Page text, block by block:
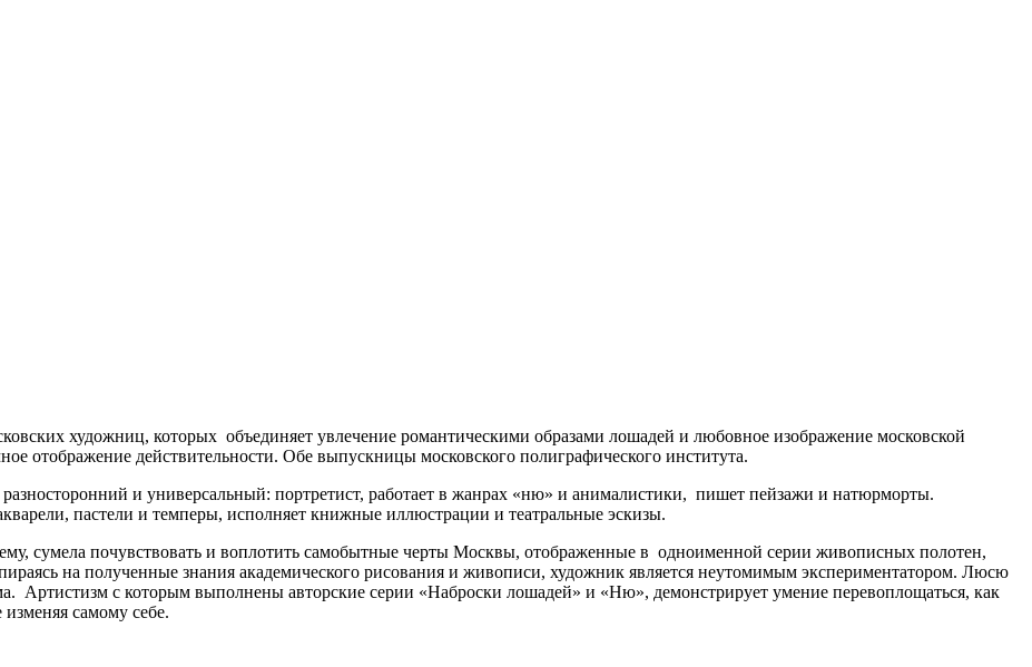
художниц, которых объединяет увлечение романтическими образами лошадей и любовное изображение московской
отображение действительности. Обе выпускницы московского полиграфического института.
и универсальный: портретист, работает в жанрах «ню» и анималистики, пишет пейзажи и натюрморты.
пастели и темперы, исполняет книжные иллюстрации и театральные эскизы.
сумела почувствовать и воплотить самобытные черты Москвы, отображенные в одноименной серии живописных полотен,
на полученные знания академического рисования и живописи, художник является неутомимым экспериментатором. Люсю
Артистизм с которым выполнены авторские серии «Наброски лошадей» и «Ню», демонстрирует умение перевоплощаться, как
самому себе.